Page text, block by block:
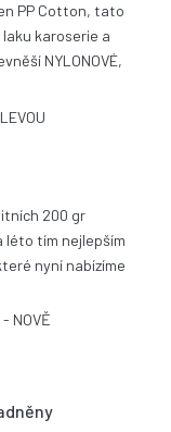
PP Cotton, tato
karoserie a
NYLONOVÉ,
200 gr
léto tím nejlepším
nyní nabízíme